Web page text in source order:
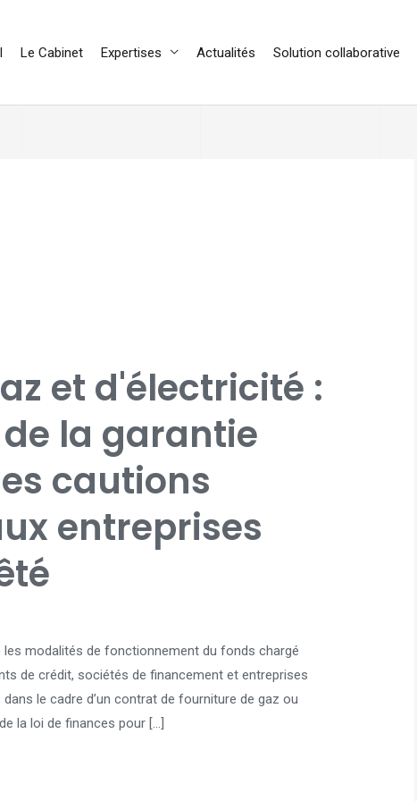
Le Cabinet Expertises Actualités Solution collaborative
et d'électricité :
la garantie
cautions
entreprises
les modalités de fonctionnement du fonds chargé
de crédit, sociétés de financement et entreprises
le cadre d’un contrat de fourniture de gaz ou
la loi de finances pour […]